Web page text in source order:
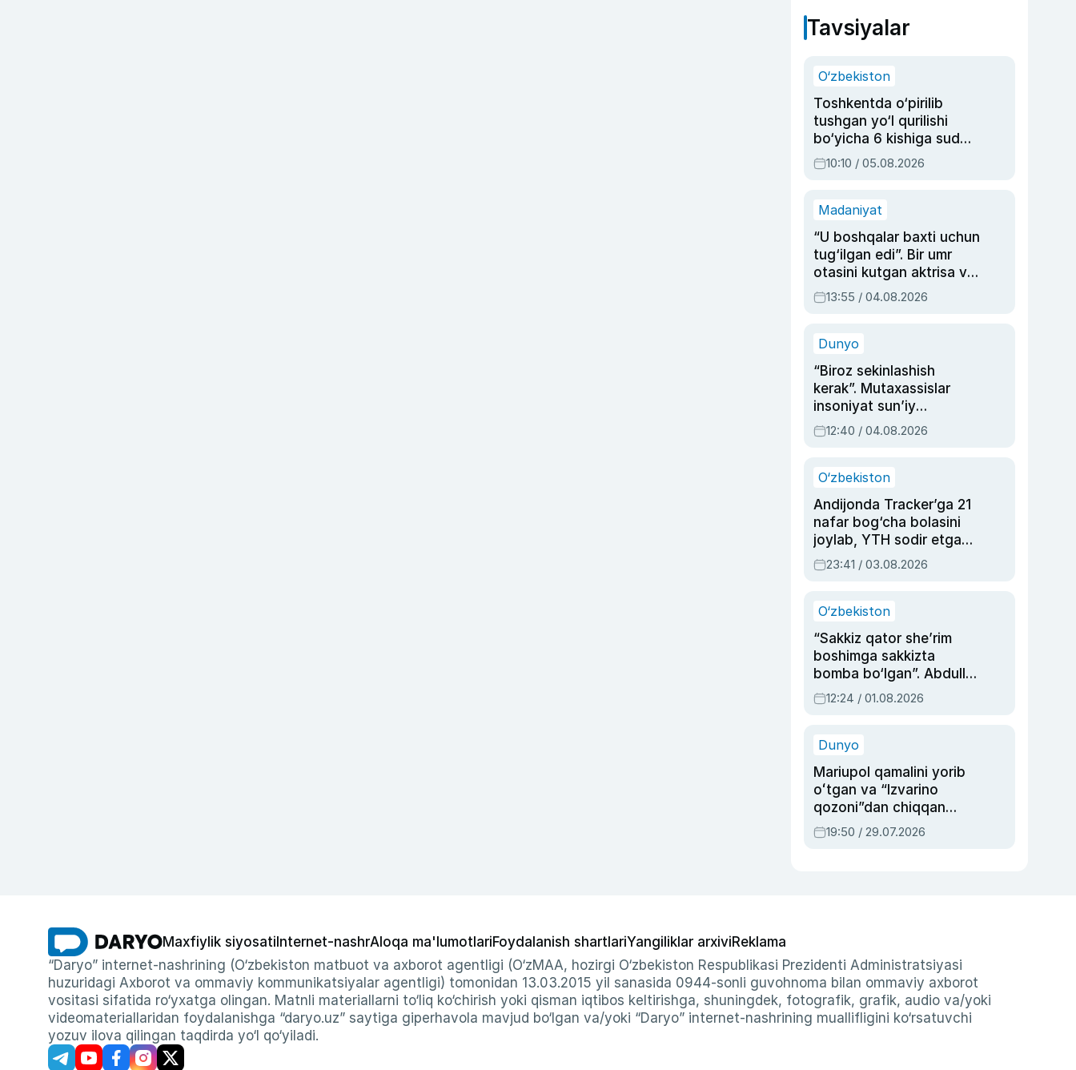
Tavsiyalar
O‘zbekiston
Toshkentda o‘pirilib
tushgan yo‘l qurilishi
bo‘yicha 6 kishiga sud
hukmi o‘qildi
10:10 / 05.08.2026
Madaniyat
“U boshqalar baxti uchun
tug‘ilgan edi”. Bir umr
otasini kutgan aktrisa va
dublyaj ustasi Rimma
Ahmedovaning
13:55 / 04.08.2026
Dunyo
“Biroz sekinlashish
kerak”. Mutaxassislar
insoniyat sun’iy
intellektni boshqara
olmay qolishidan xavotir
12:40 / 04.08.2026
O‘zbekiston
Andijonda Tracker’ga 21
nafar bog‘cha bolasini
joylab, YTH sodir etgan
ayolga sud hukmi o‘qildi
23:41 / 03.08.2026
O‘zbekiston
“Sakkiz qator she’rim
boshimga sakkizta
bomba bo‘lgan”. Abdulla
Oripovni siyosiy
ayblovlardan asrab
12:24 / 01.08.2026
Dunyo
Mariupol qamalini yorib
oʻtgan va “Izvarino
qozoni”dan chiqqan
qahramon — Ukraina
armiyasi bosh
19:50 / 29.07.2026
Maxfiylik siyosati Internet-nashrAloqa ma'lumotlariFoydalanish shartlariYangiliklar arxiviReklama
“Daryo” internet-nashrining (O‘zbekiston matbuot va axborot agentligi (O‘zMAA, hozirgi O‘zbekiston Respublikasi Prezidenti Administratsiyasi
huzuridagi Axborot va ommaviy kommunikatsiyalar agentligi) tomonidan 13.03.2015 yil sanasida 0944-sonli guvohnoma bilan ommaviy axborot
vositasi sifatida ro‘yxatga olingan. Matnli materiallarni to‘liq ko‘chirish yoki qisman iqtibos keltirishga, shuningdek, fotografik, grafik, audio va/yoki
videomateriallaridan foydalanishga “daryo.uz” saytiga giperhavola mavjud bo‘lgan va/yoki “Daryo” internet-nashrining muallifligini ko‘rsatuvchi
yozuv ilova qilingan taqdirda yo‘l qo‘yiladi.